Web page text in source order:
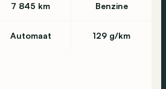
7 845 km Benzine
Automaat 129 g/km